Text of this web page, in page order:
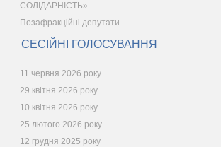
СОЛІДАРНІСТЬ»
Позафракційні депутати
СЕСІЙНІ ГОЛОСУВАННЯ
11 червня 2026 року
29 квітня 2026 року
10 квітня 2026 року
25 лютого 2026 року
12 грудня 2025 року